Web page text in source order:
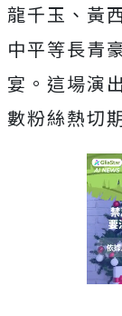
龍千玉、黃
中平等長青
宴。這場演
數粉絲熱切